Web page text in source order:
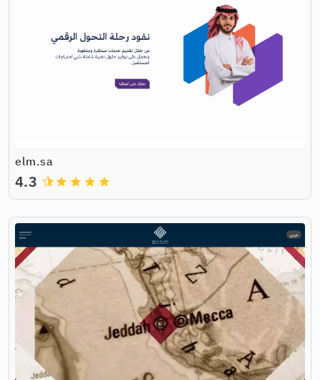
elm.sa
grade
grade
grade
grade
4.3